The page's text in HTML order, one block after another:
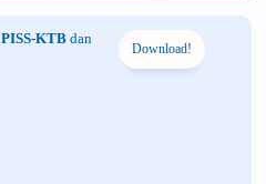
PISS-KTB dan
Download!